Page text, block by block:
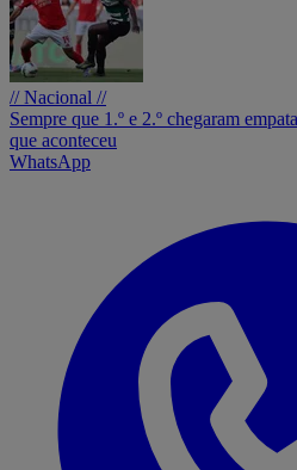
// Nacional //
Sempre que 1.º e 2.º chegaram
que aconteceu
WhatsApp